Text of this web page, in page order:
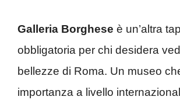
Galleria Borghese è un’altra
obbligatoria per chi desidera
bellezze di Roma. Un museo
importanza a livello